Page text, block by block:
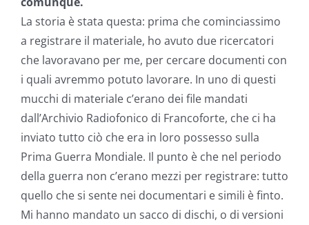
La storia è stata questa: prima che cominciassimo
a registrare il materiale, ho avuto due ricercatori
che lavoravano per me, per cercare documenti con
i quali avremmo potuto lavorare. In uno di questi
mucchi di materiale c’erano dei file mandati
dall’Archivio Radiofonico di Francoforte, che ci ha
inviato tutto ciò che era in loro possesso sulla
Prima Guerra Mondiale. Il punto è che nel periodo
della guerra non c’erano mezzi per registrare: tutto
quello che si sente nei documentari e simili è finto.
Mi hanno mandato un sacco di dischi, o di versioni